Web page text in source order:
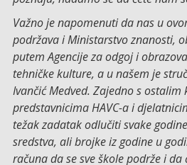
Važno je napomenuti da nas u
podržava i Ministarstvo znanosti,
putem Agencije za odgoj i
tehničke kulture, a u našem je
Ivančić Medved. Zajedno s ostalim
predstavnicima HAVC-a i
težak zadatak odlučiti svake
sredstva, ali brojke iz godine u
računa da se sve škole podrže i